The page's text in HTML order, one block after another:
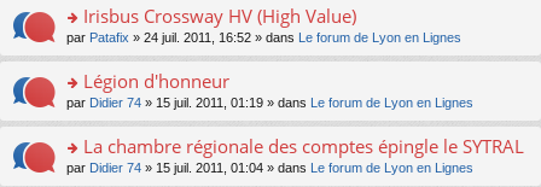
c
e
nt
lu
le
pl
u
s
e
nt
e
n
o
lu
le
pl
u
s
s
a
g
e
n
lu
le
ult
er
le
m
e
a
g
o
n
ult
er
le
m
e
Irisbus Crossway HV (High Value)
par Patafix » 24 juil. 2011, 16:52 » dans Le forum de Lyon en Lignes
o
n
ult
er
Légion d'honneur
par Didier 74 » 15 juil. 2011, 01:19 » dans Le forum de Lyon en Lignes
o
La chambre régionale des comptes épingle le SYTRAL
par Didier 74 » 15 juil. 2011, 01:04 » dans Le forum de Lyon en Lignes